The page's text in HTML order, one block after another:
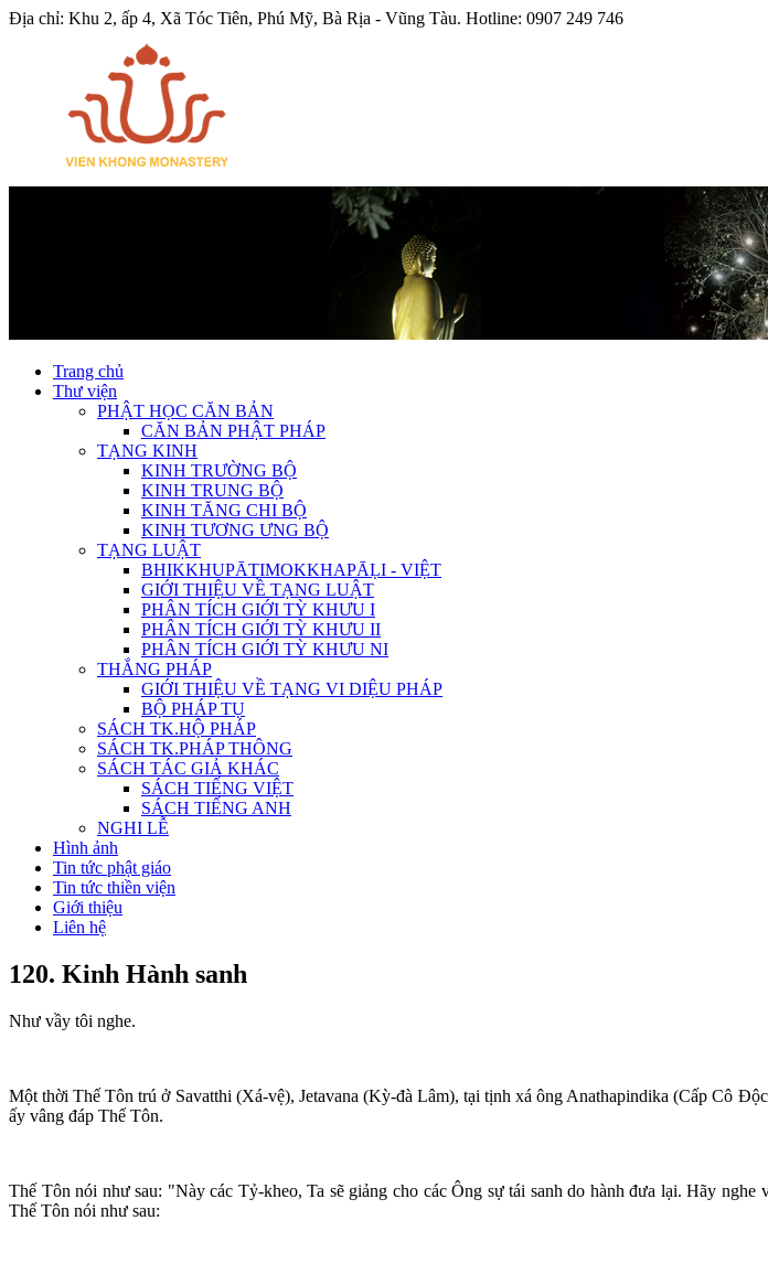
Địa chỉ: Khu 2, ấp 4, Xã Tóc Tiên, Phú Mỹ, Bà Rịa - Vũng Tàu. Hotline: 0907 249 746
Trang chủ
Thư viện
PHẬT HỌC CĂN BẢN
CĂN BẢN PHẬT PHÁP
TẠNG KINH
KINH TRƯỜNG BỘ
KINH TRUNG BỘ
KINH TĂNG CHI BỘ
KINH TƯƠNG ƯNG BỘ
TẠNG LUẬT
BHIKKHUPĀTIMOKKHAPĀḶI - VIỆT
GIỚI THIỆU VỀ TẠNG LUẬT
PHÂN TÍCH GIỚI TỲ KHƯU I
PHÂN TÍCH GIỚI TỲ KHƯU II
PHÂN TÍCH GIỚI TỲ KHƯU NI
THẮNG PHÁP
GIỚI THIỆU VỀ TẠNG VI DIỆU PHÁP
BỘ PHÁP TỤ
SÁCH TK.HỘ PHÁP
SÁCH TK.PHÁP THÔNG
SÁCH TÁC GIẢ KHÁC
SÁCH TIẾNG VIỆT
SÁCH TIẾNG ANH
NGHI LỄ
Hình ảnh
Tin tức phật giáo
Tin tức thiền viện
Giới thiệu
Liên hệ
120. Kinh Hành sanh
Như vầy tôi nghe.
Một thời Thế Tôn trú ở Savatthi (Xá-vệ), Jetavana (Kỳ-đà Lâm), tại tịnh xá ông Anathapindika (Cấp Cô
ấy vâng đáp Thế Tôn.
Thế Tôn nói như sau: "Này các Tỷ-kheo, Ta sẽ giảng cho các Ông sự tái sanh do hành đưa lại. Hãy
Thế Tôn nói như sau: